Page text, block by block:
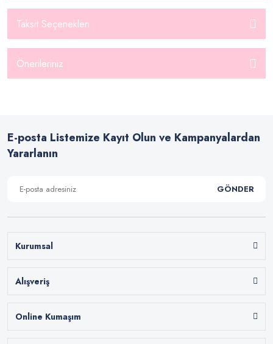
Taksit Seçenekleri
Önerileriniz
E-posta Listemize Kayıt Olun ve Kampanyalardan
Yararlanın
GÖNDER
Kurumsal
Alışveriş
Online Kumaşım